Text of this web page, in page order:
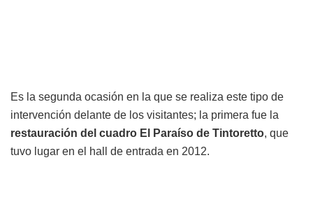
Es la segunda ocasión en la que se realiza este tipo de
intervención delante de los visitantes; la primera fue la
restauración del cuadro El Paraíso de Tintoretto, que
tuvo lugar en el hall de entrada en 2012.